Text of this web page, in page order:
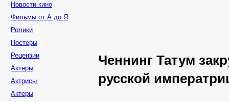
Новости кино
Фильмы от А до Я
Ролики
Постеры
Рецензии
Актеры
Актрисы
Актеры
Ченнинг Татум
русской